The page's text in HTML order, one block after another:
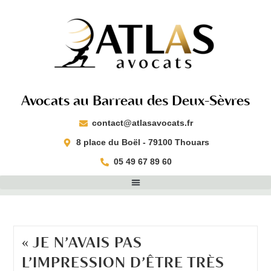
Avocats au Barreau des Deux-Sèvres
contact@atlasavocats.fr​
8 place du Boël - 79100 Thouars​
05 49 67 89 60
« JE N’AVAIS PAS
L’IMPRESSION D’ÊTRE TRÈS